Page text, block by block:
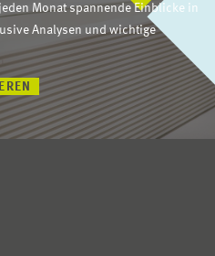
Monat spannende Einblicke in
Analysen und wichtige